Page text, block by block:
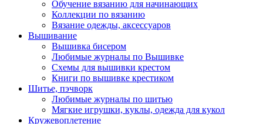
Обучение вязанию для начинающих
Коллекции по вязанию
Вязание одежды, аксессуаров
Вышивание
Вышивка бисером
Любимые журналы по Вышивке
Схемы для вышивки крестом
Книги по вышивке крестиком
Шитье, пэчворк
Любимые журналы по шитью
Мягкие игрушки, куклы, одежда для кукол
Кружевоплетение